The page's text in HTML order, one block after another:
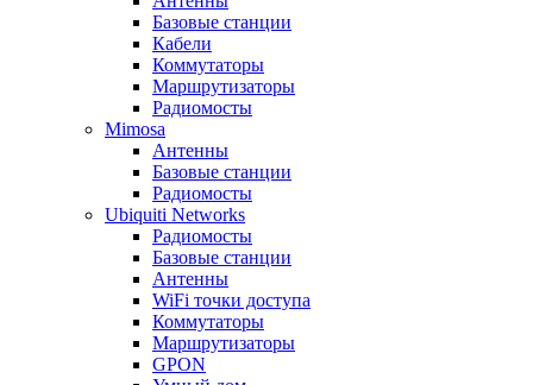
Базовые станции
Кабели
Коммутаторы
Маршрутизаторы
Радиомосты
Mimosa
Антенны
Базовые станции
Радиомосты
Ubiquiti Networks
Радиомосты
Базовые станции
Антенны
WiFi точки доступа
Коммутаторы
Маршрутизаторы
GPON